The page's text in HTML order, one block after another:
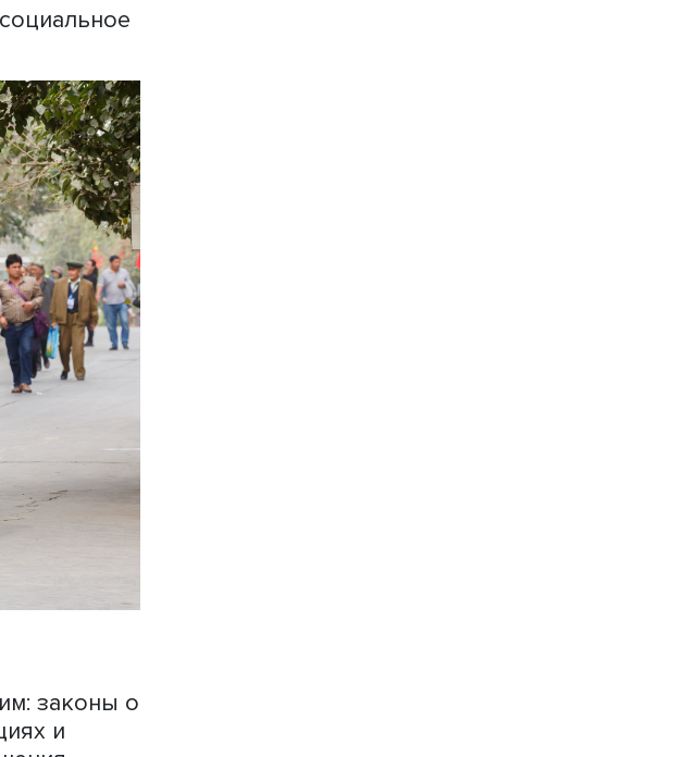
роль
даже
формировать
или
помогающих
народные
должны
власти. В
конкуренции
участия в
полагает
на социальное